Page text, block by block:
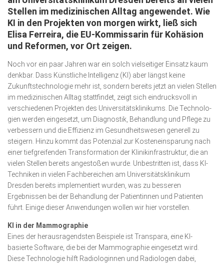
Wirtschaft, Recht, Finanzen
Zahn, Mund, Kiefer
Forum Gesundheit
Allgemein
Sehen
Innovationen
Kampf gegen Krebs
Hören
Lebensart
Stellen im medizinischen Alltag angewendet. Wie
KI in den Projekten von morgen wirkt, ließ sich
Elisa Ferreira, die EU-Kommissarin für Kohäsion
und Reformen, vor Ort zeigen.
Noch vor ein paar Jahren war ein solch vielseitiger Einsatz kaum
denkbar. Dass Künstliche Intelligenz (KI) aber längst keine
Zukunfts­tech­nologie mehr ist, sondern bereits jetzt an vielen Stellen
im medizinischen Alltag stattfindet, zeigt sich eindrucksvoll in
verschiedenen Pro­jekten des Universitäts­klinikums. Die Techno­lo­
gien werden eingesetzt, um Diag­nos­tik, Behand­lung und Pflege zu
verbessern und die Effizienz im Gesundheitswesen generell zu
steigern. Hinzu kommt das Po­tenzial zur Kosteneinsparung nach
einer tiefgreifenden Trans­formation der Klinikinfrastruktur, die an
vielen Stellen bereits angestoßen wurde. Unbestritten ist, dass KI-
Techniken in vielen Fachbereichen am Universitätsklinikum
Dresden bereits implementiert wurden, was zu besseren
Ergebnissen bei der Behandlung der Patientinnen und Patienten
führt. Einige dieser Anwendungen wollen wir hier vorstellen.
KI in der Mammographie
Eines der herausragendsten Beispiele ist Transpara, eine KI-
basierte Software, die bei der Mammographie eingesetzt wird.
Diese Technologie hilft Radiologinnen und Radiologen dabei,